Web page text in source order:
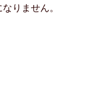
りません。